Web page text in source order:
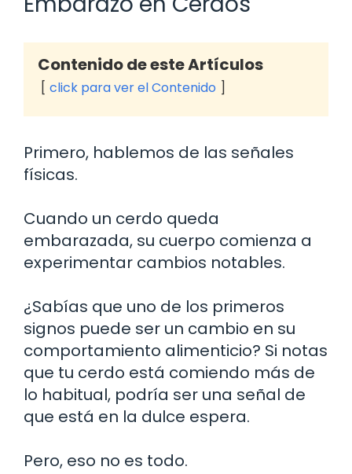
Contenido de este Artículos
click para ver el Contenido
Primero, hablemos de las señales
físicas.
Cuando un cerdo queda
embarazada, su cuerpo comienza a
experimentar cambios notables.
¿Sabías que uno de los primeros
signos puede ser un cambio en su
comportamiento alimenticio? Si notas
que tu cerdo está comiendo más de
lo habitual, podría ser una señal de
que está en la dulce espera.
Pero, eso no es todo.